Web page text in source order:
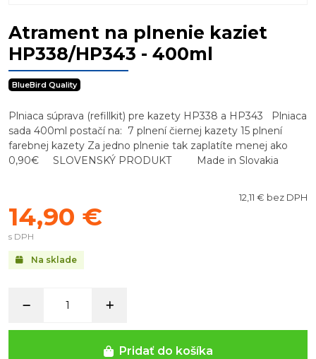
Atrament na plnenie kaziet
HP338/HP343 - 400ml
BlueBird Quality
Plniaca súprava (refillkit) pre kazety HP338 a HP343 Plniaca
sada 400ml postačí na: 7 plnení čiernej kazety 15 plnení
farebnej kazety Za jedno plnenie tak zaplatíte menej ako
0,90€ SLOVENSKÝ PRODUKT Made in Slovakia
Na sklade
12,11 € bez DPH
14,90 €
s DPH
Pridať do košíka